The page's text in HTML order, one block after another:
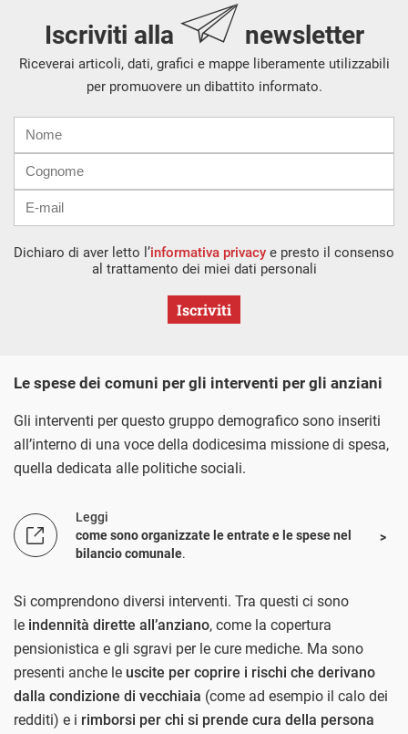
Iscriviti alla newsletter
Riceverai articoli, dati, grafici e mappe liberamente utilizzabili
per promuovere un dibattito informato.
mail
Dichiaro di aver letto l’informativa privacy e presto il consenso
al trattamento dei miei dati personali
Iscriviti
Le spese dei comuni per gli interventi per gli anziani
Gli interventi per questo gruppo demografico sono inseriti
all’interno di una voce della dodicesima missione di spesa,
quella dedicata alle politiche sociali.
Leggi
come sono organizzate le entrate e le spese nel
bilancio comunale.
Si comprendono diversi interventi. Tra questi ci sono
le indennità dirette all’anziano, come la copertura
pensionistica e gli sgravi per le cure mediche. Ma sono
presenti anche le uscite per coprire i rischi che derivano
dalla condizione di vecchiaia (come ad esempio il calo dei
redditi) e i rimborsi per chi si prende cura della persona